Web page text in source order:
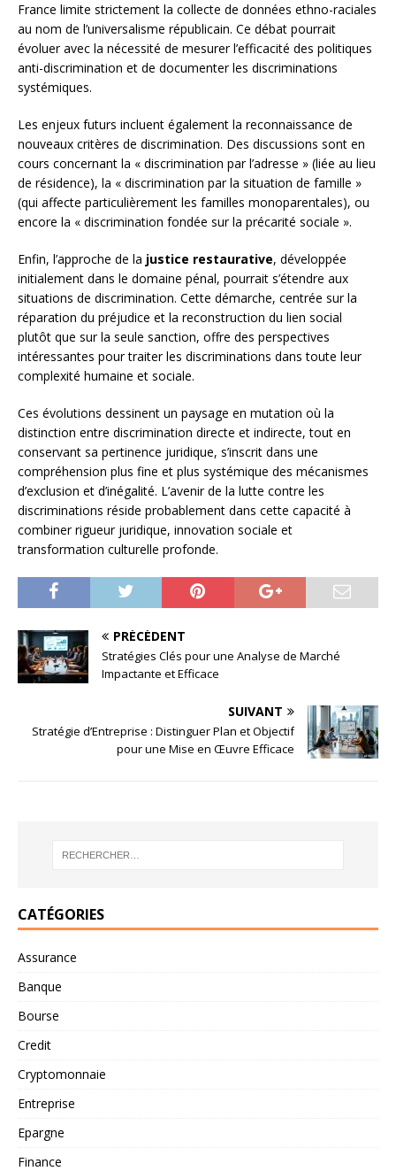
France limite strictement la collecte de données ethno-raciales
au nom de l’universalisme républicain. Ce débat pourrait
évoluer avec la nécessité de mesurer l’efficacité des politiques
anti-discrimination et de documenter les discriminations
systémiques.
Les enjeux futurs incluent également la reconnaissance de
nouveaux critères de discrimination. Des discussions sont en
cours concernant la « discrimination par l’adresse » (liée au lieu
de résidence), la « discrimination par la situation de famille »
(qui affecte particulièrement les familles monoparentales), ou
encore la « discrimination fondée sur la précarité sociale ».
Enfin, l’approche de la justice restaurative, développée
initialement dans le domaine pénal, pourrait s’étendre aux
situations de discrimination. Cette démarche, centrée sur la
réparation du préjudice et la reconstruction du lien social
plutôt que sur la seule sanction, offre des perspectives
intéressantes pour traiter les discriminations dans toute leur
complexité humaine et sociale.
Ces évolutions dessinent un paysage en mutation où la
distinction entre discrimination directe et indirecte, tout en
conservant sa pertinence juridique, s’inscrit dans une
compréhension plus fine et plus systémique des mécanismes
d’exclusion et d’inégalité. L’avenir de la lutte contre les
discriminations réside probablement dans cette capacité à
combiner rigueur juridique, innovation sociale et
transformation culturelle profonde.
PRÉCÉDENT
Stratégies Clés pour une Analyse de Marché
Impactante et Efficace
SUIVANT
Stratégie d’Entreprise : Distinguer Plan et Objectif
pour une Mise en Œuvre Efficace
CATÉGORIES
Assurance
Banque
Bourse
Credit
Cryptomonnaie
Entreprise
Epargne
Finance